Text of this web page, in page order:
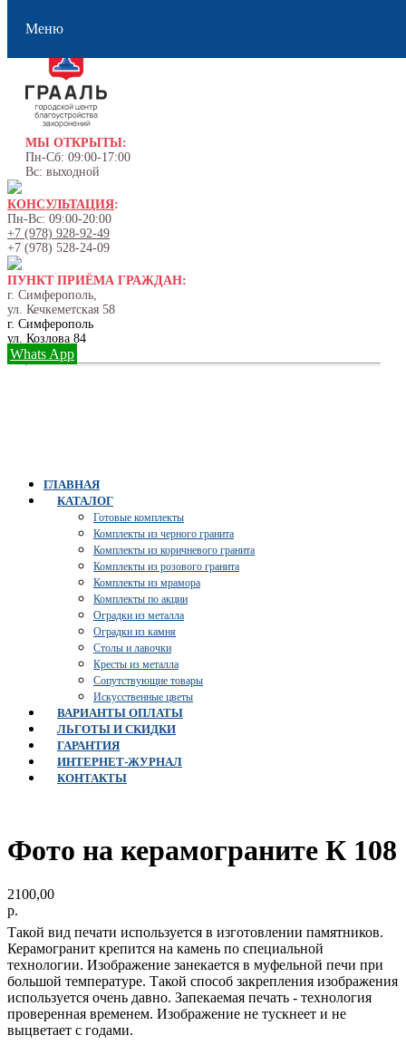
МЫ ОТКРЫТЫ:
Пн-Сб: 09:00-17:00
Вс: выходной
КОНСУЛЬТАЦИЯ:
Пн-Вс: 09:00-20:00
+7 (978) 928-92-49
+7 (978) 528-24-09
ПУНКТ ПРИЁМА ГРАЖДАН:
г. Симферополь,
ул. Кечкеметская 58
г. Симферополь
ул. Козлова 84
Whats App
ГЛАВНАЯ
КАТАЛОГ
Готовые комплекты
Комплекты из черного гранита
Комплекты из коричневого гранита
Комплекты из розового гранита
Комплекты из мрамора
Комплекты по акции
Оградки из металла
Оградки из камня
Столы и лавочки
Кресты из металла
Сопутствующие товары
Искусственные цветы
ВАРИАНТЫ ОПЛАТЫ
ЛЬГОТЫ И СКИДКИ
ГАРАНТИЯ
ИНТЕРНЕТ-ЖУРНАЛ
КОНТАКТЫ
Меню
Фото на керамограните К 108
2100,00
р.
Такой вид печати используется в изготовлении памятников.
Керамогранит крепится на камень по специальной
технологии. Изображение занекается в муфельной печи при
большой температуре. Такой способ закрепления изображения
используется очень давно. Запекаeмая печать - технология
проверенная временем. Изображение не тускнеет и не
выцветает с годами.